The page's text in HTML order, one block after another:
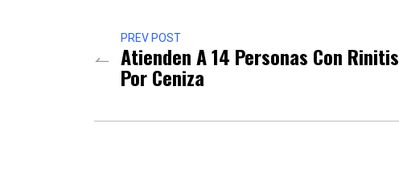
PREV POST
Atienden A 14 Personas Con Rinitis
Por Ceniza